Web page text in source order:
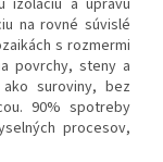
izoláciu a úpravu
na rovné súvislé
s rozmermi
povrchy, steny a
suroviny, bez
90% spotreby
procesov,